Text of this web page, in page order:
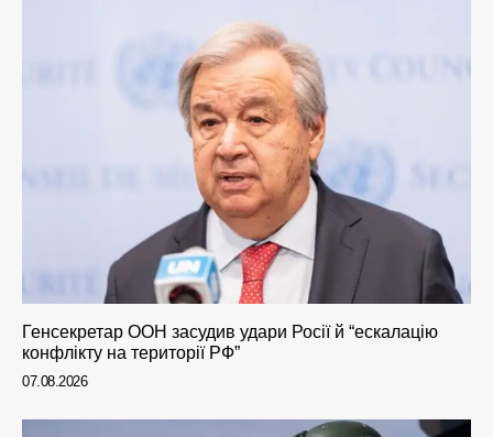
Генсекретар ООН засудив удари Росії й “ескалацію
конфлікту на території РФ”
07.08.2026